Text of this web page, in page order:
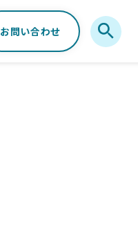
お問い合わせ